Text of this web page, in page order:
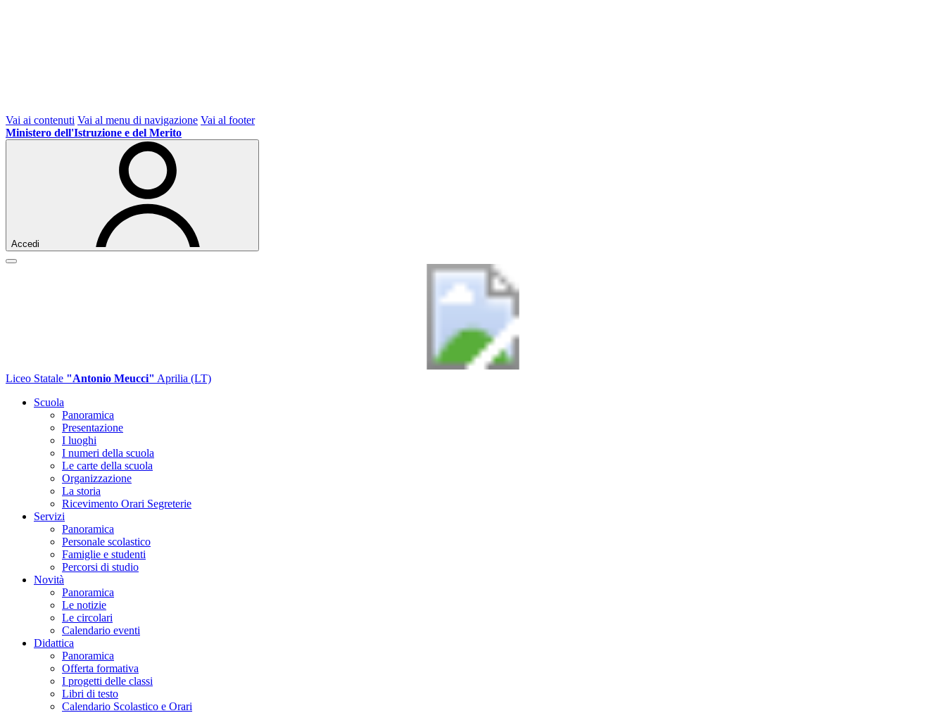
Vai ai contenuti Vai al menu di navigazione Vai al footer
Ministero dell'Istruzione e del Merito
Accedi
Liceo Statale "Antonio Meucci" Aprilia (LT)
Scuola
Panoramica
Presentazione
I luoghi
I numeri della scuola
Le carte della scuola
Organizzazione
La storia
Ricevimento Orari Segreterie
Servizi
Panoramica
Personale scolastico
Famiglie e studenti
Percorsi di studio
Novità
Panoramica
Le notizie
Le circolari
Calendario eventi
Didattica
Panoramica
Offerta formativa
I progetti delle classi
Libri di testo
Calendario Scolastico e Orari